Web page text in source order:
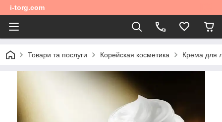
i-torg.com
Товари та послуги Корейская косметика Крема для